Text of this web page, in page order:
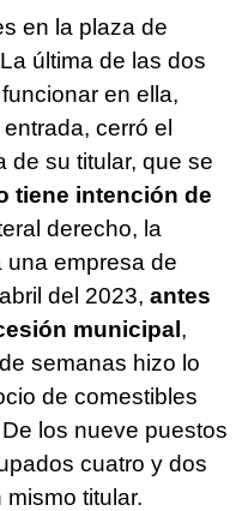
en la plaza de
última de las dos
en ella,
cerró el
de su titular, que se
tiene intención de
derecho, la
empresa de
del 2023, antes
municipal,
semanas hizo lo
de comestibles
los nueve puestos
cuatro y dos
titular.